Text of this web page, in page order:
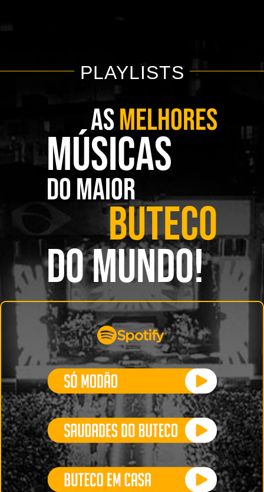
PLAYLISTS
ASMELHORES
MÚSICAS
DO MAIOR
BUTECO
DO MUNDO!